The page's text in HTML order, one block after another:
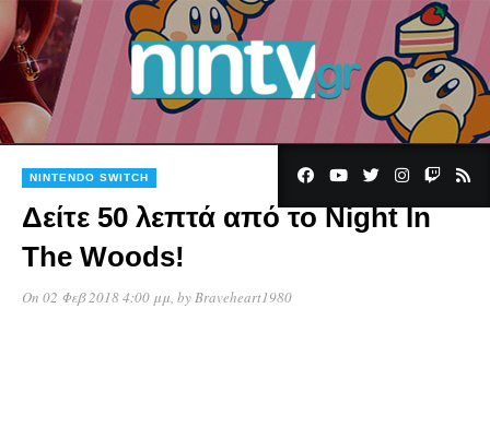
NINTENDO SWITCH
Δείτε 50 λεπτά από το Night In
The Woods!
On 02 Φεβ 2018 4:00 μμ , by Braveheart1980